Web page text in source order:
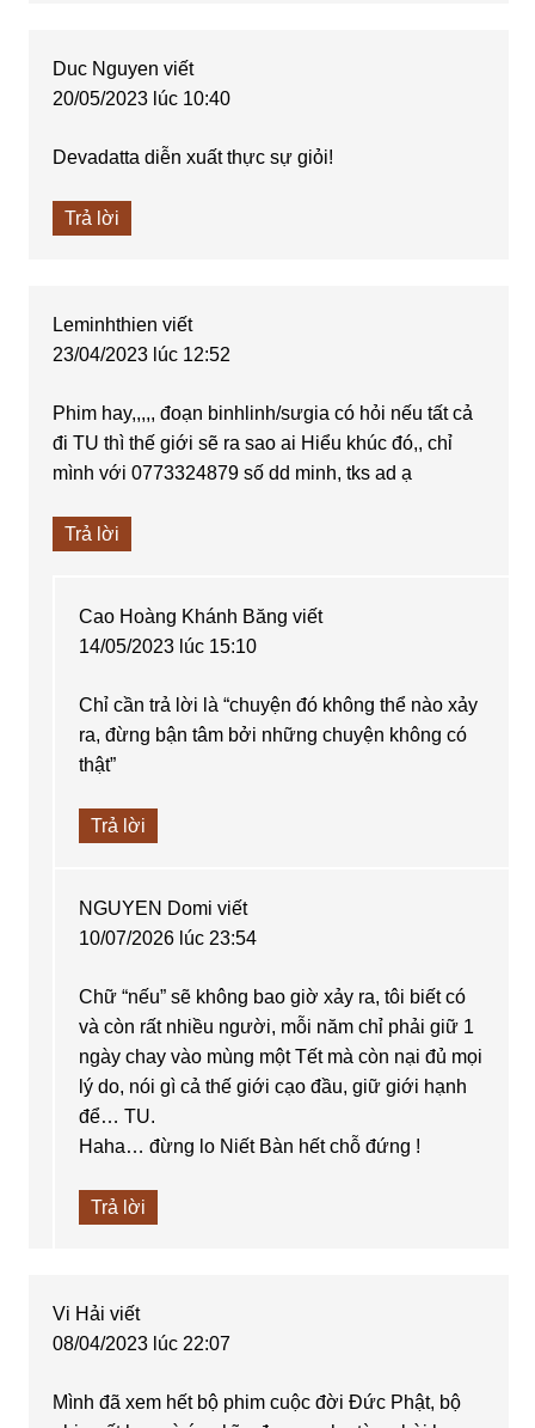
Duc Nguyen viết
20/05/2023 lúc 10:40
Devadatta diễn xuất thực sự giỏi!
Trả lời
Leminhthien viết
23/04/2023 lúc 12:52
Phim hay,,,,, đoạn binhlinh/sưgia có hỏi nếu tất cả
đi TU thì thế giới sẽ ra sao ai Hiểu khúc đó,, chỉ
mình với 0773324879 số dd minh, tks ad ạ
Trả lời
Cao Hoàng Khánh Băng viết
14/05/2023 lúc 15:10
Chỉ cần trả lời là “chuyện đó không thể nào xảy
ra, đừng bận tâm bởi những chuyện không có
thật”
Trả lời
NGUYEN Domi viết
10/07/2026 lúc 23:54
Chữ “nếu” sẽ không bao giờ xảy ra, tôi biết có
và còn rất nhiều người, mỗi năm chỉ phải giữ 1
ngày chay vào mùng một Tết mà còn nại đủ mọi
lý do, nói gì cả thế giới cạo đầu, giữ giới hạnh
để… TU.
Haha… đừng lo Niết Bàn hết chỗ đứng !
Trả lời
Vi Hải viết
08/04/2023 lúc 22:07
Mình đã xem hết bộ phim cuộc đời Đức Phật, bộ